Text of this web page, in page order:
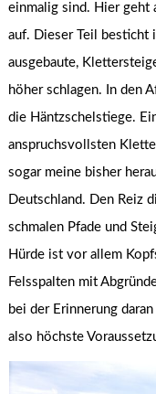
einmalig sind. Hier geht
auf. Dieser Teil besticht
ausgebaute,
höher schlagen. In den
die Häntzschelstiege.
anspruchsvollsten
sogar meine bisher
Deutschland. Den Reiz
schmalen Pfade und
Hürde ist vor allem
Felsspalten mit
bei der Erinnerung
also höchste